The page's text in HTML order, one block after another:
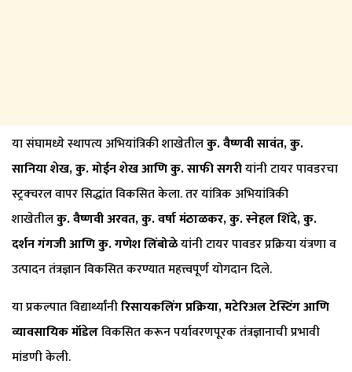
या संघामध्ये स्थापत्य अभियांत्रिकी शाखेतीलकु. वैष्णवी सावंत, कु.
सानिया शेख, कु. मोईन शेख आणि कु. साफी सगरीयांनी टायर पावडरचा
स्ट्रक्चरल वापर सिद्धांत विकसित केला. तर यांत्रिक अभियांत्रिकी
शाखेतीलकु. वैष्णवी अरवत, कु. वर्षा मंठाळकर, कु. स्नेहल शिंदे, कु.
दर्शन गंगजी आणि कु. गणेश लिंबोळेयांनी टायर पावडर प्रक्रिया यंत्रणा व
उत्पादन तंत्रज्ञान विकसित करण्यात महत्त्वपूर्ण योगदान दिले.
या प्रकल्पात विद्यार्थ्यांनीरिसायकलिंग प्रक्रिया, मटेरिअल टेस्टिंग आणि
व्यावसायिक मॉडेलविकसित करून पर्यावरणपूरक तंत्रज्ञानाची प्रभावी
मांडणी केली.